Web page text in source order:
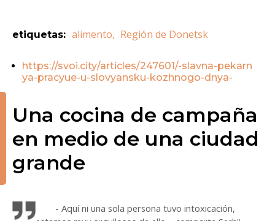
etiquetas: alimento, Región de Donetsk
https://svoi.city/articles/247601/-slavna-pekarn
ya-pracyue-u-slovyansku-kozhnogo-dnya-
Una cocina de campaña
en medio de una ciudad
grande
- Aquí ni una sola persona tuvo intoxicación,